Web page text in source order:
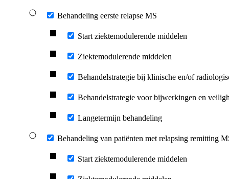
Behandeling eerste relapse MS
Start ziektemodulerende middelen
Ziektemodulerende middelen
Behandelstrategie bij klinische en/of
Behandelstrategie voor bijwerkingen en
Langetermijn behandeling
Behandeling van patiënten met relapsing remitting
Start ziektemodulerende middelen